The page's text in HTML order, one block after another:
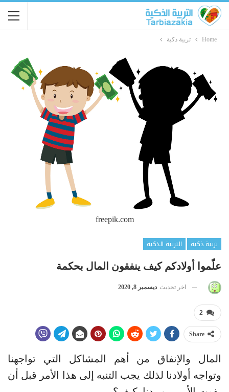
Home تربية ذكية
freepik.com
تربية ذكية
التربية الذكية
علّموا أولادكم كيف ينفقون المال بحكمة
اخر تحديث ديسمبر 8, 2020
2
Share
المال والإنفاق من أهم المشاكل التي تواجهنا
وتواجه أولادنا لذلك يجب التنبه إلى هذا الأمر قبل أن